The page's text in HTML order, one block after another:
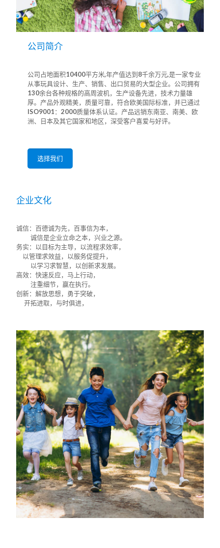
公司简介
公司占地面积10400平方米,年产值达到8千余万元,是一家专业
从事玩具设计、生产、销售、出口贸易的大型企业。公司拥有
130余台各种规格的高周波机，生产设备先进，技术力量雄
厚。产品外观精美，质量可靠，符合欧美国际标准，并已通过
ISO9001：2000质量体系认证。产品远销东南亚、南美、欧
洲、日本及其它国家和地区，深受客户喜爱与好评。
选择我们
企业文化
诚信：百德诚为先，百事信为本，
诚信是企业立命之本，兴业之源。
务实：以目标为主导，以流程求效率，
以管理求效益，以服务促提升，
以学习求智慧，以创新求发展。
高效：快速反应，马上行动，
注重细节，赢在执行。
创新：解放思想，勇于突破，
开拓进取，与时俱进，